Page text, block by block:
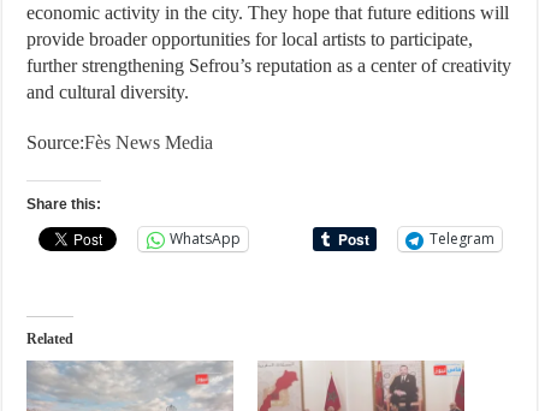
economic activity in the city. They hope that future editions will
provide broader opportunities for local artists to participate,
further strengthening Sefrou’s reputation as a center of creativity
and cultural diversity.
Source:Fès News Media
Share this:
WhatsApp Telegram
Related